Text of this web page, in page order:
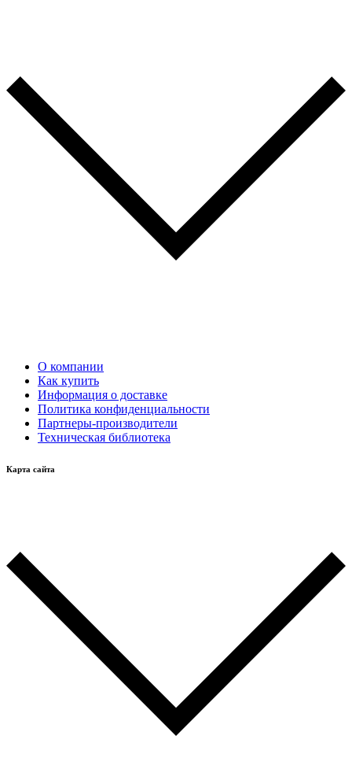
О компании
Как купить
Информация о доставке
Политика конфиденциальности
Партнеры-производители
Техническая библиотека
Карта сайта